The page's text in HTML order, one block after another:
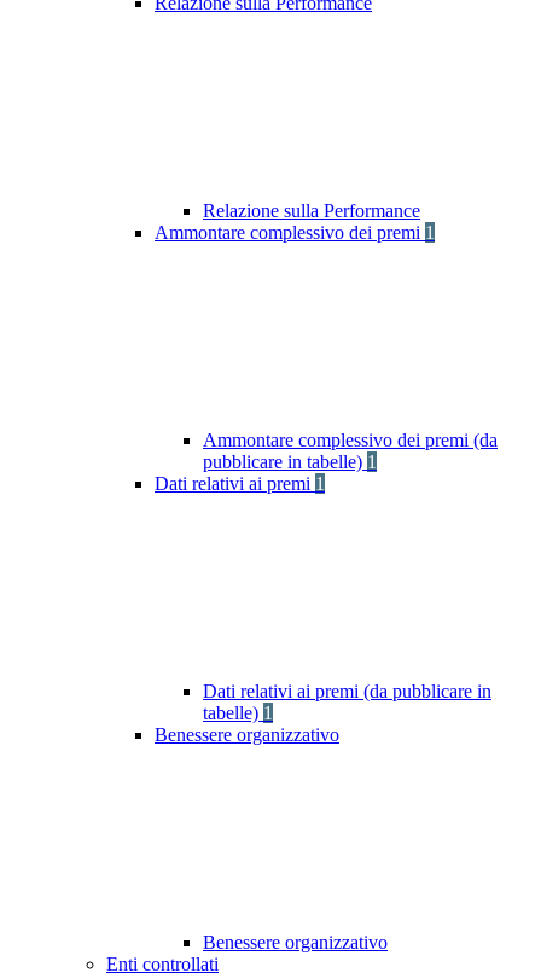
Relazione sulla Performance
Ammontare complessivo dei premi 1
Ammontare complessivo dei premi (da
pubblicare in tabelle) 1
Dati relativi ai premi 1
Dati relativi ai premi (da pubblicare in
tabelle) 1
Benessere organizzativo
Benessere organizzativo
Enti controllati